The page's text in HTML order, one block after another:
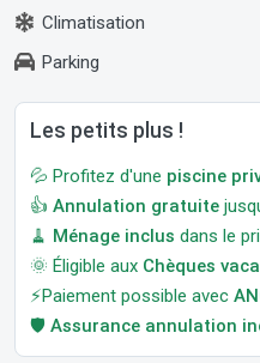
Climatisation
Parking
Les petits plus !
💦 Profitez d'une piscine
👍 Annulation gratuite
🧹 Ménage inclus dans le
🌞 Éligible aux Chèques
⚡Paiement possible avec
🛡️ Assurance annulation